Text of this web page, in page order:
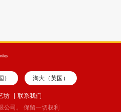
） 淘大（英国）
坊
联系我们
公司。 保留一切权利